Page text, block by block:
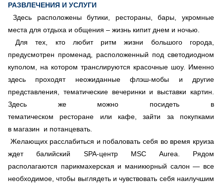
РАЗВЛЕЧЕНИЯ И УСЛУГИ
Здесь расположены бутики, рестораны, бары, укромные
места для отдыха и общения – жизнь кипит днем и ночью.
Для тех, кто любит ритм жизни большого города,
предусмотрен променад, расположенный под светодиодном
куполом, на котором транслируются красочные шоу. Именно
здесь проходят неожиданные флэш-мобы и другие
представления, тематические вечеринки и выставки картин.
Здесь же можно посидеть в
тематическом ресторане или кафе, зайти за покупками
в магазин и потанцевать.
Желающих расслабиться и побаловать себя во время круиза
ждет балийский SPA-центр MSC Aurea. Рядом
располагаются парикмахерская и маникюрный салон — все
необходимое, чтобы выглядеть и чувствовать себя наилучшим